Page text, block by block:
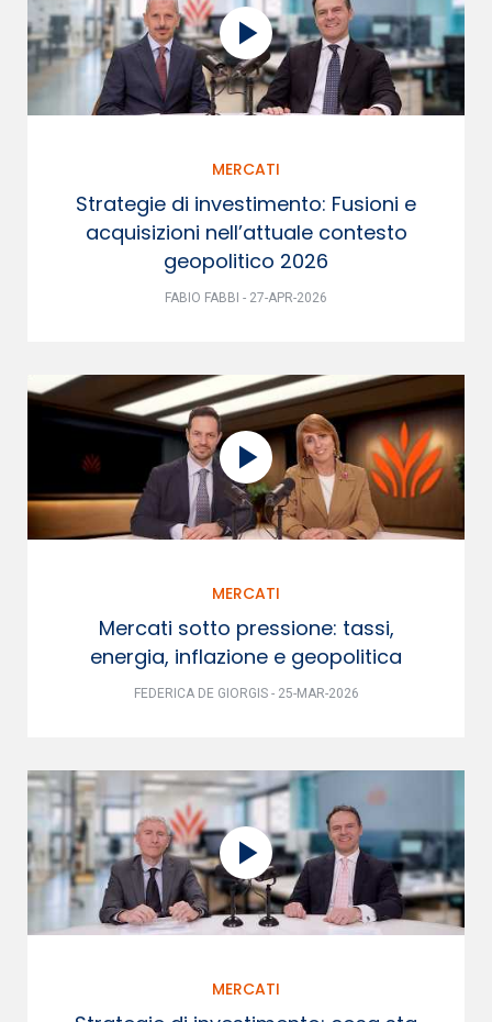
MERCATI
Strategie di investimento: Fusioni e
acquisizioni nell’attuale contesto
geopolitico 2026
FABIO FABBI - 27-APR-2026
MERCATI
Mercati sotto pressione: tassi,
energia, inflazione e geopolitica
FEDERICA DE GIORGIS - 25-MAR-2026
MERCATI